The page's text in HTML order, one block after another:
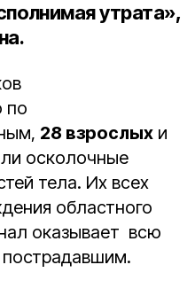
утрата»,
по
28 взрослых и
осколочные
тела. Их всех
областного
оказывает всю